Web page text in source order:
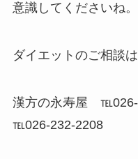
意識してくださいね。
ダイエットのご相談は
漢方の永寿屋
℡026-232-2208